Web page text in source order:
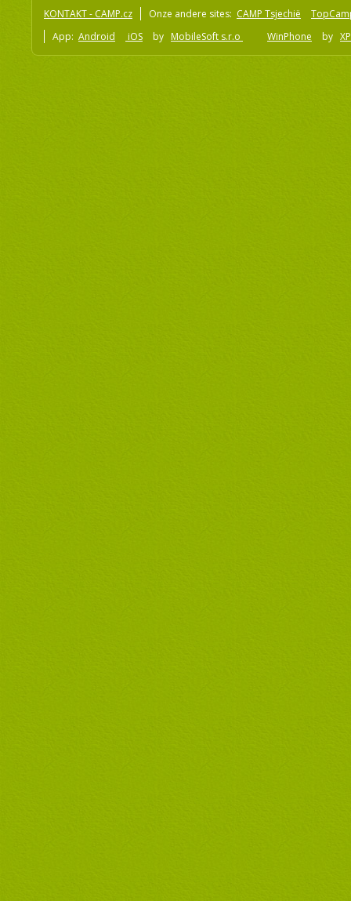
KONTAKT - CAMP.cz Onze andere sites: CAMP Tsjechië
App: Android iOS by MobileSoft s.r.o WinPhone by